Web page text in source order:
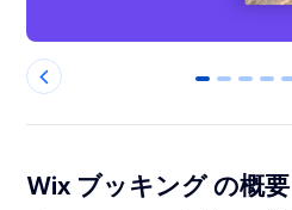
0 1 2 3 4
Wix ブッキング の概要